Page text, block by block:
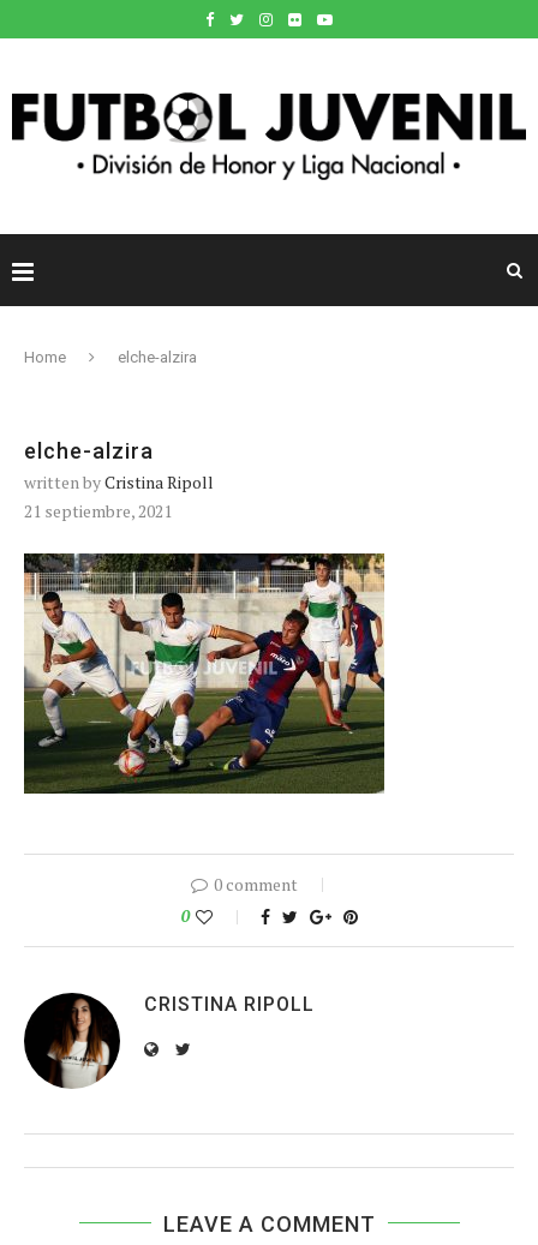
Home elche-alzira
elche-alzira
written byCristina Ripoll
21 septiembre, 2021
0 comment
0
CRISTINA RIPOLL
LEAVE A COMMENT